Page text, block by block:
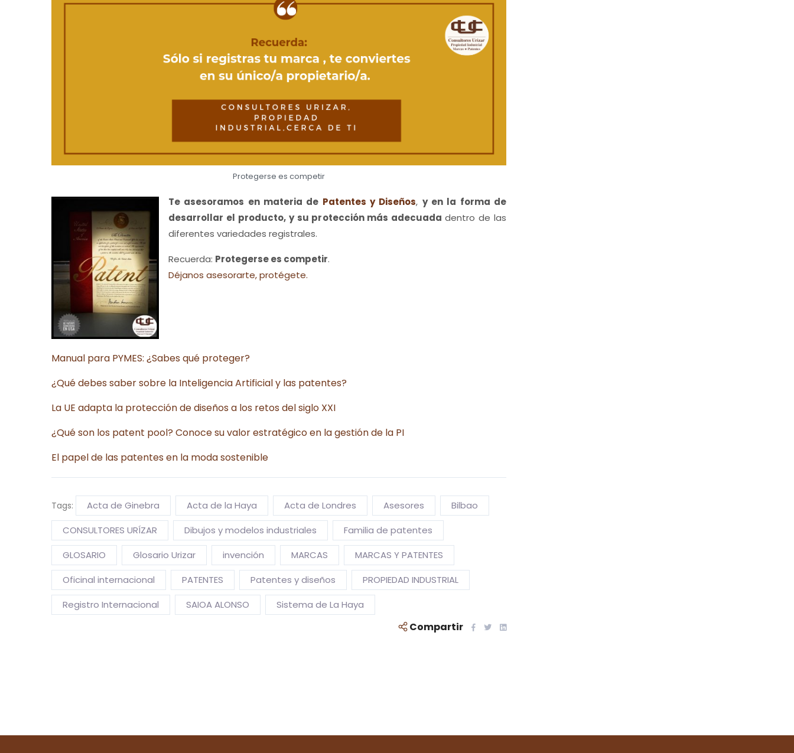
Protegerse es competir
Te asesoramos en materia de Patentes y Diseños, y en la forma de
desarrollar el producto, y su protección más adecuadadentro de las
diferentes variedades registrales.
Recuerda: Protegerse es competir.
Déjanos asesorarte, protégete.
Manual para PYMES: ¿Sabes qué proteger?
¿Qué debes saber sobre la Inteligencia Artificial y las patentes?
La UE adapta la protección de diseños a los retos del siglo XXI
¿Qué son los patent pool? Conoce su valor estratégico en la gestión de la PI
El papel de las patentes en la moda sostenible
Tags: Acta de Ginebra Acta de la Haya Acta de Londres Asesores
Bilbao
CONSULTORES URÍZAR
Dibujos y modelos industriales
Familia de patentes
GLOSARIO
Glosario Urizar invención MARCAS
MARCAS Y PATENTES
Oficinal internacional
PATENTES Patentes y diseños
PROPIEDAD INDUSTRIAL
Registro Internacional
SAIOA ALONSO Sistema de La Haya
Compartir